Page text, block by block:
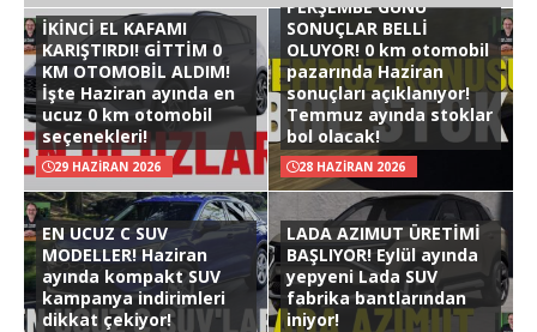
İKİNCİ EL KAFAMI
KARIŞTIRDI! GİTTİM 0
KM OTOMOBİL ALDIM!
İşte Haziran ayında en
ucuz 0 km otomobil
seçenekleri!
29 HAZIRAN 2026
PERŞEMBE GÜNÜ
SONUÇLAR BELLİ
OLUYOR! 0 km otomobil
pazarında Haziran
sonuçları açıklanıyor!
Temmuz ayında stoklar
bol olacak!
28 HAZIRAN 2026
EN UCUZ C SUV
MODELLER! Haziran
ayında kompakt SUV
kampanya indirimleri
dikkat çekiyor!
LADA AZIMUT ÜRETİMİ
BAŞLIYOR! Eylül ayında
yepyeni Lada SUV
fabrika bantlarından
iniyor!